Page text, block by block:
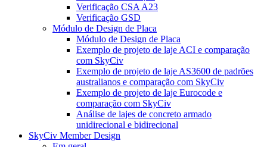
Verificação CSA A23
Verificação GSD
Módulo de Design de Placa
Módulo de Design de Placa
Exemplo de projeto de laje ACI e comparação
com SkyCiv
Exemplo de projeto de laje AS3600 de padrões
australianos e comparação com SkyCiv
Exemplo de projeto de laje Eurocode e
comparação com SkyCiv
Análise de lajes de concreto armado
unidirecional e bidirecional
SkyCiv Member Design